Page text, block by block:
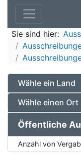
Sie sind hier:
Wähle ein Land
Wähle einen Ort
Öffentliche
Anzahl von